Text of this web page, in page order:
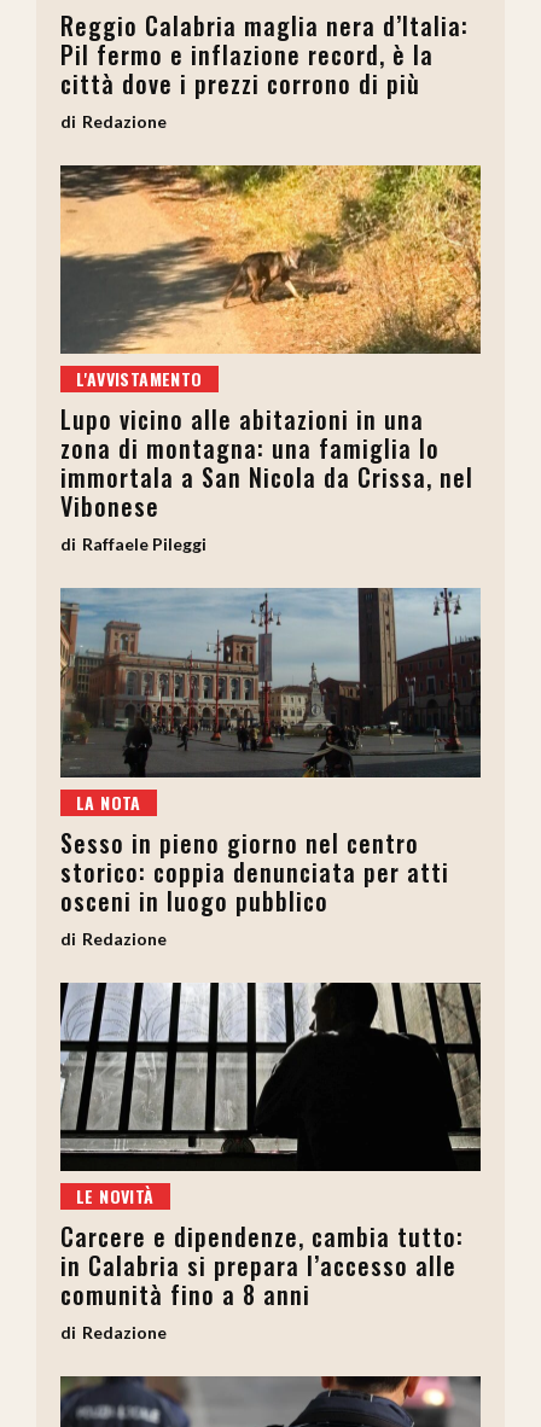
Reggio Calabria maglia nera d’Italia:
Pil fermo e inflazione record, è la
città dove i prezzi corrono di più
Redazione
L'AVVISTAMENTO
Lupo vicino alle abitazioni in una
zona di montagna: una famiglia lo
immortala a San Nicola da Crissa, nel
Vibonese
Raffaele Pileggi
LA NOTA
Sesso in pieno giorno nel centro
storico: coppia denunciata per atti
osceni in luogo pubblico
Redazione
LE NOVITÀ
Carcere e dipendenze, cambia tutto:
in Calabria si prepara l’accesso alle
comunità fino a 8 anni
Redazione